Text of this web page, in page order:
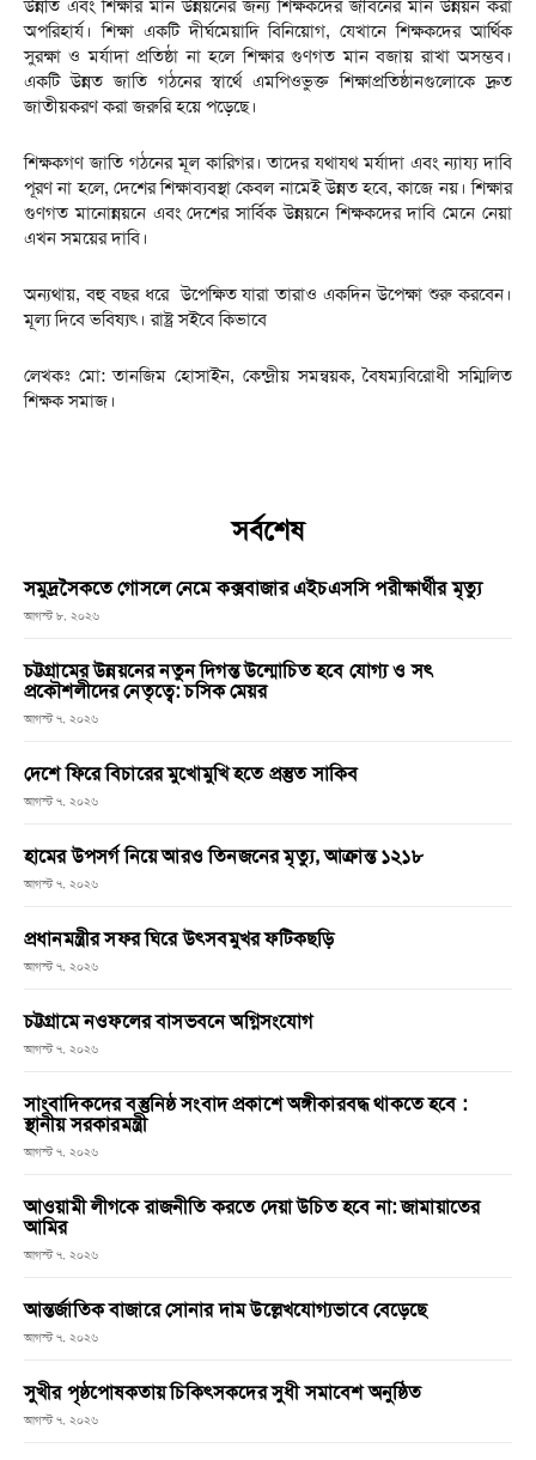
উন্নতি এবং শিক্ষার মান উন্নয়নের জন্য শিক্ষকদের জীবনের মান উন্নয়ন করা
অপরিহার্য। শিক্ষা একটি দীর্ঘমেয়াদি বিনিয়োগ, যেখানে শিক্ষকদের আর্থিক
সুরক্ষা ও মর্যাদা প্রতিষ্ঠা না হলে শিক্ষার গুণগত মান বজায় রাখা অসম্ভব।
একটি উন্নত জাতি গঠনের স্বার্থে এমপিওভুক্ত শিক্ষাপ্রতিষ্ঠানগুলোকে দ্রুত
জাতীয়করণ করা জরুরি হয়ে পড়েছে।
শিক্ষকগণ জাতি গঠনের মূল কারিগর। তাদের যথাযথ মর্যাদা এবং ন্যায্য দাবি
পূরণ না হলে, দেশের শিক্ষাব্যবস্থা কেবল নামেই উন্নত হবে, কাজে নয়। শিক্ষার
গুণগত মানোন্নয়নে এবং দেশের সার্বিক উন্নয়নে শিক্ষকদের দাবি মেনে নেয়া
এখন সময়ের দাবি।
অন্যথায়, বহু বছর ধরে উপেক্ষিত যারা তারাও একদিন উপেক্ষা শুরু করবেন।
মূল্য দিবে ভবিষ্যৎ। রাষ্ট্র সইবে কিভাবে
লেখকঃ মো: তানজিম হোসাইন, কেন্দ্রীয় সমন্বয়ক, বৈষম্যবিরোধী সম্মিলিত
শিক্ষক সমাজ।
সর্বশেষ
সমুদ্রসৈকতে গোসলে নেমে কক্সবাজার এইচএসসি পরীক্ষার্থীর মৃত্যু
আগস্ট ৮, ২০২৬
চট্টগ্রামের উন্নয়নের নতুন দিগন্ত উন্মোচিত হবে যোগ্য ও সৎ
প্রকৌশলীদের নেতৃত্বে: চসিক মেয়র
আগস্ট ৭, ২০২৬
দেশে ফিরে বিচারের মুখোমুখি হতে প্রস্তুত সাকিব
আগস্ট ৭, ২০২৬
হামের উপসর্গ নিয়ে আরও তিনজনের মৃত্যু, আক্রান্ত ১২১৮
আগস্ট ৭, ২০২৬
প্রধানমন্ত্রীর সফর ঘিরে উৎসবমুখর ফটিকছড়ি
আগস্ট ৭, ২০২৬
চট্টগ্রামে নওফলের বাসভবনে অগ্নিসংযোগ
আগস্ট ৭, ২০২৬
সাংবাদিকদের বস্তুনিষ্ঠ সংবাদ প্রকাশে অঙ্গীকারবদ্ধ থাকতে হবে :
স্থানীয় সরকারমন্ত্রী
আগস্ট ৭, ২০২৬
আওয়ামী লীগকে রাজনীতি করতে দেয়া উচিত হবে না: জামায়াতের
আমির
আগস্ট ৭, ২০২৬
আন্তর্জাতিক বাজারে সোনার দাম উল্লেখযোগ্যভাবে বেড়েছে
আগস্ট ৭, ২০২৬
সুখীর পৃষ্ঠপোষকতায় চিকিৎসকদের সুধী সমাবেশ অনুষ্ঠিত
আগস্ট ৭, ২০২৬